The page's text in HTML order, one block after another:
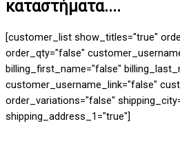
καταστήματα....
[customer_list show_titles="true"
order_qty="false"
billing_first_name="false"
customer_username_link="false"
order_variations="false"
shipping_address_1="true"]